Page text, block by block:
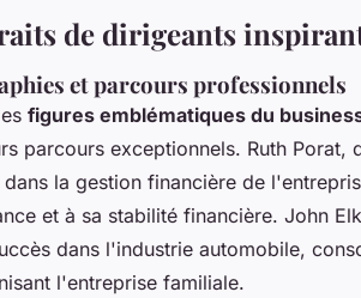
de dirigeants
et parcours professionnels
figures emblématiques du
parcours exceptionnels. Ruth
la gestion financière de
et à sa stabilité financière. John
dans l'industrie automobile,
l'entreprise familiale.